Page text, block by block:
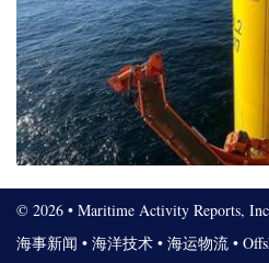
© 2026 • Maritime Activity Reports,
海事新闻 • 海洋技术 • 海运物流 •